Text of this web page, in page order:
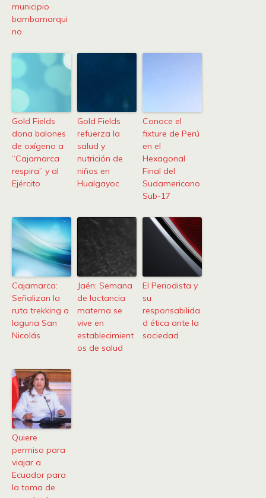
municipio
bambamarqui
no
Gold Fields
dona balones
de oxígeno a
“Cajamarca
respira” y al
Ejército
Gold Fields
refuerza la
salud y
nutrición de
niños en
Hualgayoc
Conoce el
fixture de Perú
en el
Hexagonal
Final del
Sudamericano
Sub-17
Cajamarca:
Señalizan la
ruta trekking a
laguna San
Nicolás
Jaén: Semana
de lactancia
materna se
vive en
establecimient
os de salud
El Periodista y
su
responsabilida
d ética ante la
sociedad
Quiere
permiso para
viajar a
Ecuador para
la toma de